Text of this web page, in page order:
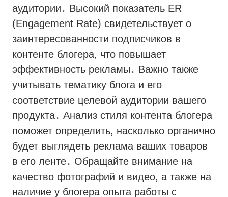
аудитории․ Высокий показатель ER
(Engagement Rate) свидетельствует о
заинтересованности подписчиков в
контенте блогера, что повышает
эффективность рекламы․ Важно также
учитывать тематику блога и его
соответствие целевой аудитории вашего
продукта․ Анализ стиля контента блогера
поможет определить, насколько органично
будет выглядеть реклама ваших товаров
в его ленте․ Обращайте внимание на
качество фотографий и видео, а также на
наличие у блогера опыта работы с